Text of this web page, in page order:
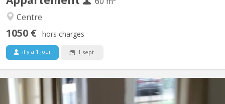
Centre
1050 € hors charges
il y a 1 jour 1 sept.